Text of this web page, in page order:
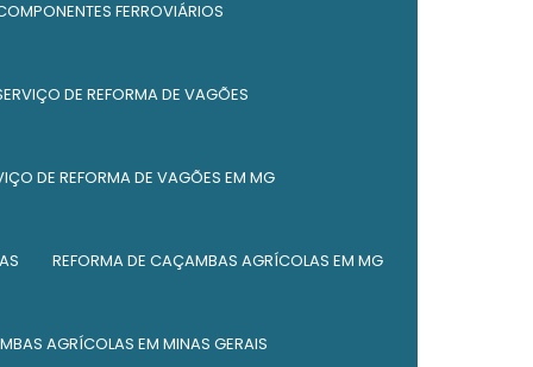
FERROVIÁRIOS
DE REFORMA DE VAGÕES
DE REFORMA DE VAGÕES EM MG
REFORMA DE CAÇAMBAS AGRÍCOLAS EM MG
AGRÍCOLAS EM MINAS GERAIS
Empresa de fabricação de caldeiraria em
Serviço de fabricação de silos
Fabricação de caldeiraria em mg